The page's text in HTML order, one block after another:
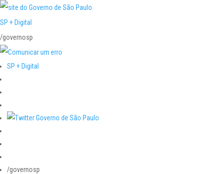
SP + Digital
/governosp
SP + Digital
/governosp